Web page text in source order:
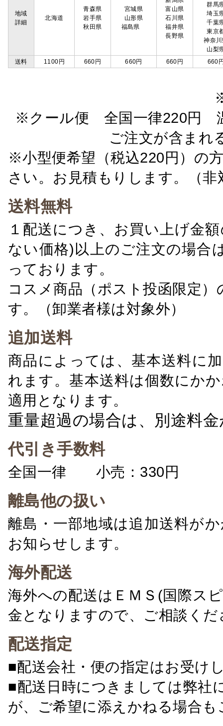
地域
詳細
北海道
青森県
岩手県
秋田県
宮城県
山形県
福島県
富山県
石川県
福井県
長野県
群馬
埼玉
千葉
東京
神奈
山梨
送料
1100円 660円 660円 660円 660
※クール便 全国一律220円
ご注文が含ま
※小型便希望（税込220円）の
さい。お見積もりします。（非
送料無料
１配送につき、お買い上げ金
ない価格)以上のご注文の場合
っております。
コスメ商品（ポスト投函限定
す。（卸業者様は対象外）
追加送料
商品によっては、基本送料に
れます。基本送料は個数にか
適用となります。
重量超過の場合は、別途料
代引き手数料
全国一律 小売：330円 卸
離島他の扱い
離島・一部地域は追加送料が
お知らせします。
海外配送
海外への配送はＥＭＳ(国際ス
金となりますので、ご相談くだ
配送指定
■配送会社・便の指定はお受け
■配送日時につきましては弊社
が、ご希望に添えかねる場合